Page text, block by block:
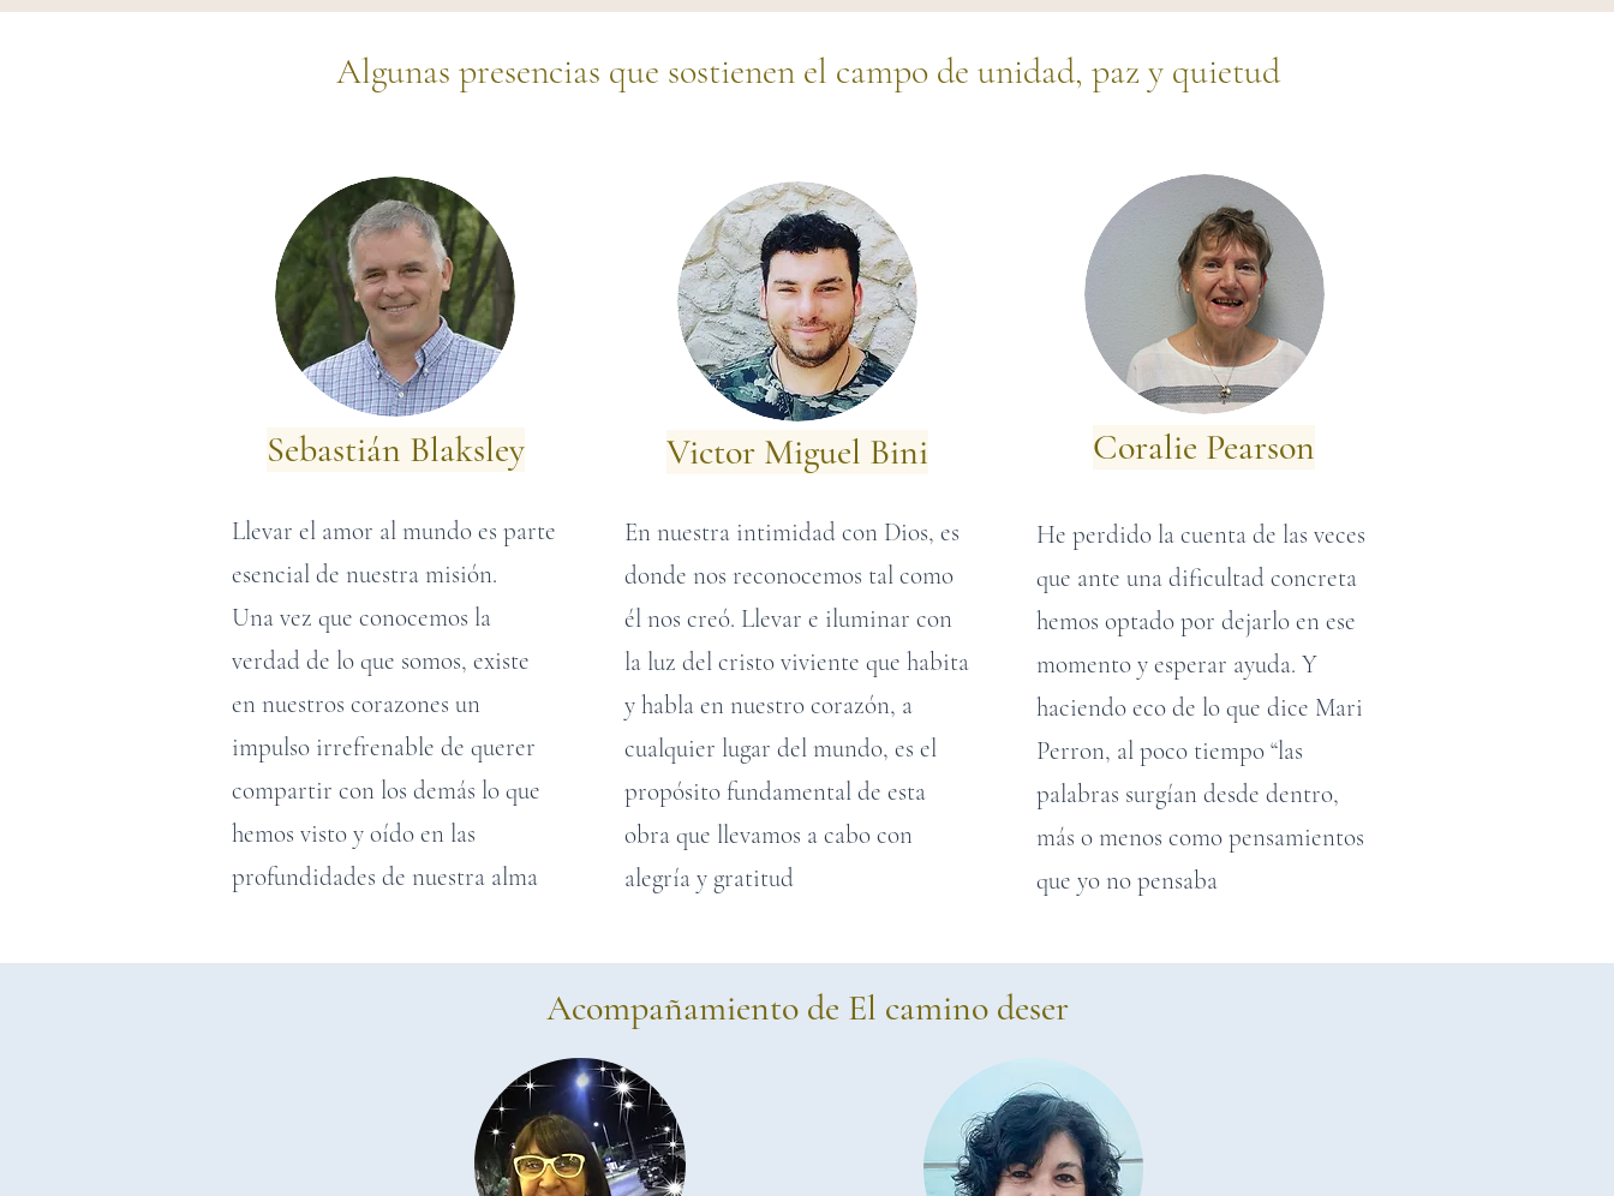
Algunas presencias que sostienen el campo de unidad, paz y quietud
Sebastián Blaksley
Llevar el amor al mundo es parte
esencial de nuestra misión.
Una vez que conocemos la
verdad de lo que somos, existe
en nuestros corazones un
impulso irrefrenable de querer
compartir con los demás lo que
hemos visto y oído en las
profundidades de nuestra alma
Victor Miguel Bini
En nuestra intimidad con Dios, es
donde nos reconocemos tal como
él nos creó. Llevar e iluminar con
la luz del cristo viviente que habita
y habla en nuestro corazón, a
cualquier lugar del mundo, es el
propósito fundamental de esta
obra que llevamos a cabo con
alegría y gratitud
Coralie Pearson
He perdido la cuenta de las veces
que ante una dificultad concreta
hemos optado por dejarlo en ese
momento y esperar ayuda. Y
haciendo eco de lo que dice Mari
Perron, al poco tiempo “las
palabras surgían desde dentro,
más o menos como pensamientos
que yo no pensaba
Acompañamiento de El camino deser